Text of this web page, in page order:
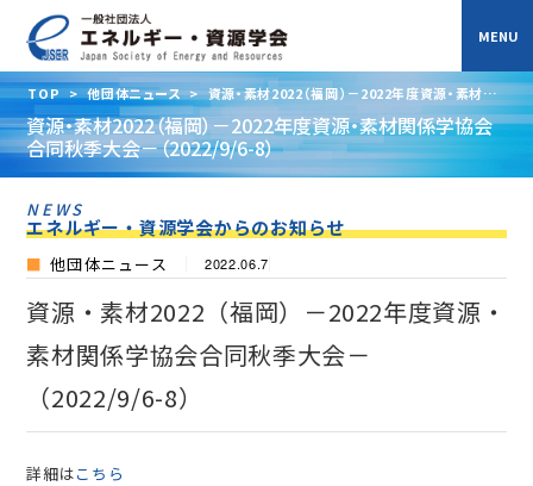
TOP > 他団体ニュース > 資源・素材2022（福岡）－2022年度資源・素材関
係学協会合同秋季大会－（2022/9/6-8）
資源・素材2022（福岡）－2022年度資源・素材関係学協会
合同秋季大会－（2022/9/6-8）
NEWS
エネルギー・資源学会からのお知らせ
他団体ニュース 2022.06.7
資源・素材2022（福岡）－2022年度資源・
素材関係学協会合同秋季大会－
（2022/9/6-8）
詳細はこちら